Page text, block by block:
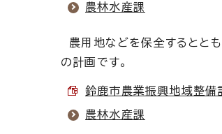
農林水産課
農用地などを保全するとと
の計画です。
鈴鹿市農業振興地域整
農林水産課